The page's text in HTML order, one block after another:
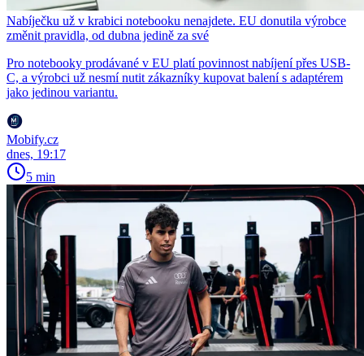
Nabíječku už v krabici notebooku nenajdete. EU donutila výrobce
změnit pravidla, od dubna jedině za své
Pro notebooky prodávané v EU platí povinnost nabíjení přes USB-
C, a výrobci už nesmí nutit zákazníky kupovat balení s adaptérem
jako jedinou variantu.
Mobify.cz
dnes, 19:17
5 min